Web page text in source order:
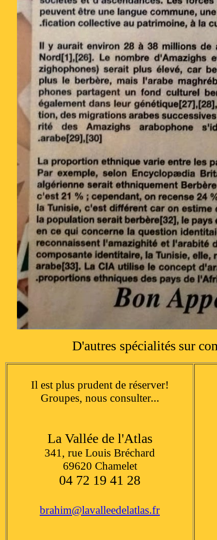
D'autres spécialités sur
Il est plus prudent de réserver!
Groupes, nous consulter...
La Vallée de l'Atlas
341, rue Louis Bréchard
69620 Chamelet
04 72 19 41 28
brahim@lavalleedelatlas.fr